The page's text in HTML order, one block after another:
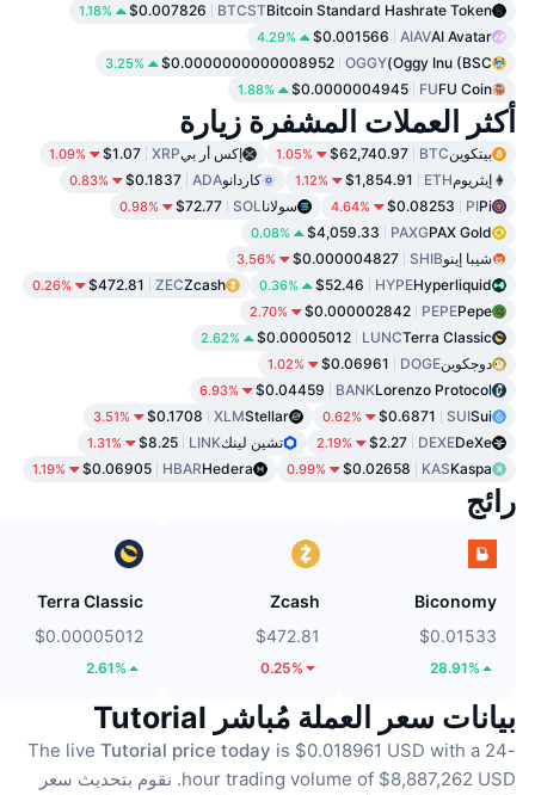
Bitcoin Standard Hashrate Token
BTCST
$0.007826
1.18%
AI Avatar
AIAV
$0.001566
4.29%
Oggy Inu (BSC)
OGGY
$0.0000000000008952
3.25%
FU Coin
FU
$0.0000004945
1.88%
أكثر العملات المشفرة زيارة
بيتكوينBTC
$62,740.97
1.05% إكس أر بيXRP
$1.07
1.09%
إيثريومETH
$1,854.91
1.12% كاردانوADA
$0.1837
0.83%
Pi
PI
$0.08253
4.64% سولاناSOL
$72.77
0.98%
PAX Gold
PAXG
$4,059.33
0.08%
شيبا إينوSHIB
$0.000004827
3.56%
Hyperliquid
HYPE
$52.46
0.36%
Zcash
ZEC
$472.81
0.26%
Pepe
PEPE
$0.000002842
2.70%
Terra Classic
LUNC
$0.00005012
2.62%
دوجكوينDOGE
$0.06961
1.02%
Lorenzo Protocol
BANK
$0.04459
6.93%
Sui
SUI
$0.6871
0.62%
Stellar
XLM
$0.1708
3.51%
DeXe
DEXE
$2.27
2.19% تشين لينكLINK
$8.25
1.31%
Kaspa
KAS
$0.02658
0.99%
Hedera
HBAR
$0.06905
1.19%
رائج
Biconomy
$0.01533
28.91%
Zcash
$472.81
0.25%
Terra Classic
$0.00005012
2.61%
بيانات سعر العملة مُباشر Tutorial
The live Tutorial price today is $0.018961 USD with a 24-
hour trading volume of $8,887,262 USD. نقوم بتحديث سعر